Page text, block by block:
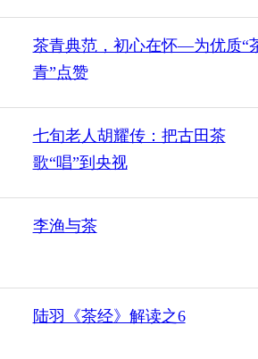
茶青典范，初心在怀—为优质“
青”点赞
七旬老人胡耀传：把古田茶
歌“唱”到央视
李渔与茶
陆羽《茶经》解读之6